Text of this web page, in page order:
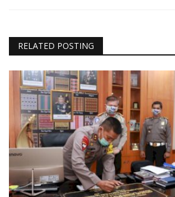
RELATED POSTING